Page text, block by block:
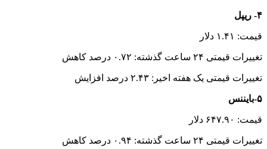
۴- ریپل
قیمت: ۱.۴۱ دلار
تغییرات قیمتی ۲۴ ساعت گذشته: ۰.۷۲ درصد کاهش
تغییرات قیمتی یک هفته اخیر: ۲.۴۳ درصد افزایش
۵-بایننس
قیمت: ۶۴۷.۹۰ دلار
تغییرات قیمتی ۲۴ ساعت گذشته: ۰.۹۴ درصد کاهش